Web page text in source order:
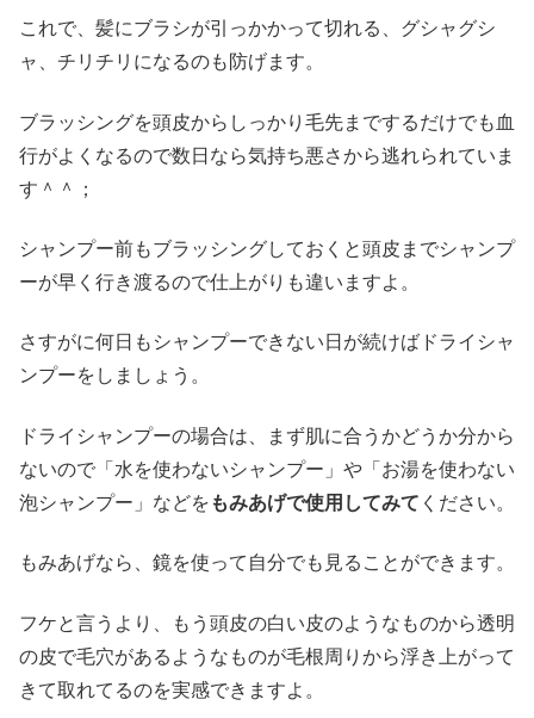
これで、髪にブラシが引っかかって切れる、グシャグシ
ャ、チリチリになるのも防げます。
ブラッシングを頭皮からしっかり毛先までするだけでも血
行がよくなるので数日なら気持ち悪さから逃れられていま
す＾＾；
シャンプー前もブラッシングしておくと頭皮までシャンプ
ーが早く行き渡るので仕上がりも違いますよ。
さすがに何日もシャンプーできない日が続けばドライシャ
ンプーをしましょう。
ドライシャンプーの場合は、まず肌に合うかどうか分から
ないので「水を使わないシャンプー」や「お湯を使わない
泡シャンプー」などを もみあげで使用してみて ください。
もみあげなら、鏡を使って自分でも見ることができます。
フケと言うより、もう頭皮の白い皮のようなものから透明
の皮で毛穴があるようなものが毛根周りから浮き上がって
きて取れてるのを実感できますよ。